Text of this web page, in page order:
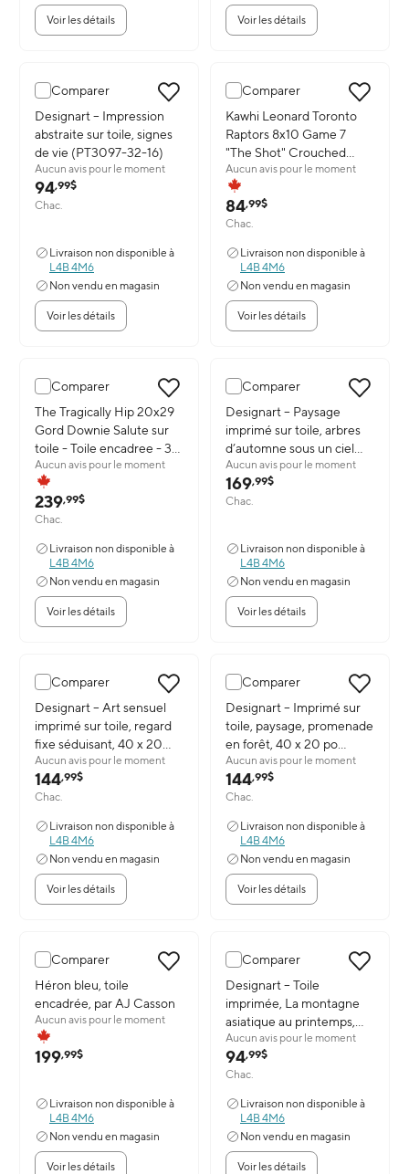
Voir les détails Voir les détails
Comparer
Image du produit: Designart – Impression abstraite sur toile,
Designart – Impression
abstraite sur toile, signes
de vie (PT3097-32-16)
Aucun avis pour le moment
94,99$
Chac.
Livraison non disponible à
L4B 4M6
Non vendu en magasin
Voir les détails
Comparer
Image du produit: Kawhi
Baisse de prix
Kawhi Leonard Toronto
Raptors 8x10 Game 7
"The Shot" Crouched
Photo - Impression
encadree - 17" x 15"
Aucun avis pour le moment
84,99$
Chac.
Livraison non disponible à
L4B 4M6
Non vendu en magasin
Voir les détails
Comparer
Image du produit: The Tragically Hip 20x29 Gord Downie Salute
The Tragically Hip 20x29
Gord Downie Salute sur
toile - Toile encadree - 31"
x 22"
Aucun avis pour le moment
239,99$
Chac.
Livraison non disponible à
L4B 4M6
Non vendu en magasin
Voir les détails
Comparer
Image du produit: Designart –
Designart – Paysage
imprimé sur toile, arbres
d’automne sous un ciel
orageux, 4 panneaux
(48x28)
Aucun avis pour le moment
169,99$
Chac.
Livraison non disponible à
L4B 4M6
Non vendu en magasin
Voir les détails
Comparer
Image du produit: Designart – Art sensuel imprimé sur toile,
Designart – Art sensuel
imprimé sur toile, regard
fixe séduisant, 40 x 20
(po) (PT2904-40-20)
Aucun avis pour le moment
144,99$
Chac.
Livraison non disponible à
L4B 4M6
Non vendu en magasin
Voir les détails
Comparer
Image du produit: Designart –
Designart – Imprimé sur
toile, paysage, promenade
en forêt, 40 x 20 po
(PT2027-40-20)
Aucun avis pour le moment
144,99$
Chac.
Livraison non disponible à
L4B 4M6
Non vendu en magasin
Voir les détails
Comparer
Image du produit: Héron bleu, toile encadrée, par AJ Casson
Héron bleu, toile
encadrée, par AJ Casson
Aucun avis pour le moment
199,99$
Livraison non disponible à
L4B 4M6
Non vendu en magasin
Voir les détails
Comparer
Image du produit: Designart –
Designart – Toile
imprimée, La montagne
asiatique au printemps,
Yamamoto Shunkyo
(PT5023-32-16)
Aucun avis pour le moment
94,99$
Chac.
Livraison non disponible à
L4B 4M6
Non vendu en magasin
Voir les détails